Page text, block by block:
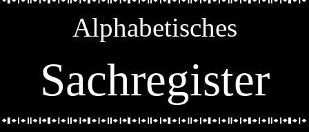
Alphabetisches
Sachregister